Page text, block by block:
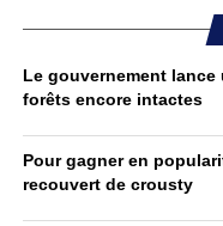
Le gouvernement
forêts encore intactes
Pour gagner en
recouvert de crousty